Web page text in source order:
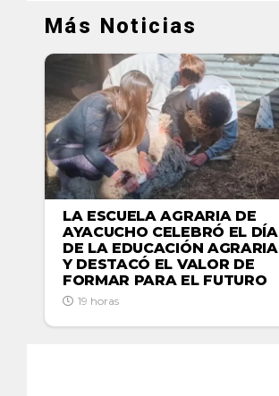
Más Noticias
LA ESCUELA AGRARIA DE
AYACUCHO CELEBRÓ EL DÍA
DE LA EDUCACIÓN AGRARIA
Y DESTACÓ EL VALOR DE
FORMAR PARA EL FUTURO
19 horas